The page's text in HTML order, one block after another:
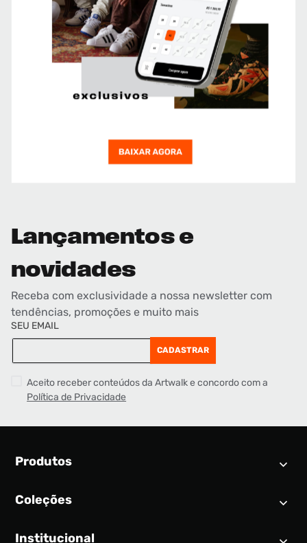
Lançamentos e
novidades
Receba com exclusividade a nossa newsletter com
tendências, promoções e muito mais
SEU EMAIL
CADASTRAR
Aceito receber conteúdos da Artwalk e concordo com a
Política de Privacidade
Produtos
Calendário SNEAKER
Coleções
Air Jordan 1
Institucional